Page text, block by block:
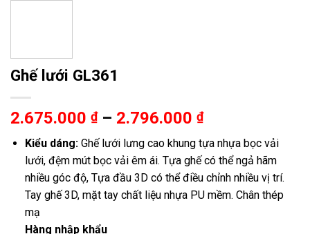
Ghế lưới GL361
2.675.000 ₫ – 2.796.000 ₫Khoảng
giá:
từ
2.675.000 ₫
đến
2.796.000 ₫
Kiểu dáng:Ghế lưới lưng cao khung tựa nhựa bọc vải
lưới, đệm mút bọc vải êm ái. Tựa ghế có thể ngả hãm
nhiều góc độ, Tựa đầu 3D có thể điều chỉnh nhiều vị trí.
Tay ghế 3D, mặt tay chất liệu nhựa PU mềm. Chân thép
mạ
Hàng nhập khẩu